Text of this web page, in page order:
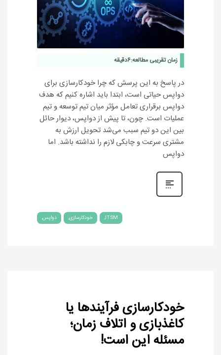
زمان تقریبی مطالعه:6دقیقه
در پاسخ به این پرسش که چرا خودکارسازی برای
دواپس حیاتی است، ابتدا باید اشاره کنیم که هدف
دواپس برقراری تعامل مؤثر میان تیم توسعه و تیم
عملیات است. چون، تا پیش از دواپس، دیوار حائل
بین این دو تیم سبب می‌شد تحویل ارزش به
مشتری سرعت و چابکی لازم را نداشته باشد. اما
دواپس
ITSM خودکارسازی دواپس
خودکارسازی فرآیندها یا
کاغذبازی و اتلاف زمان؛
مسئله این است!